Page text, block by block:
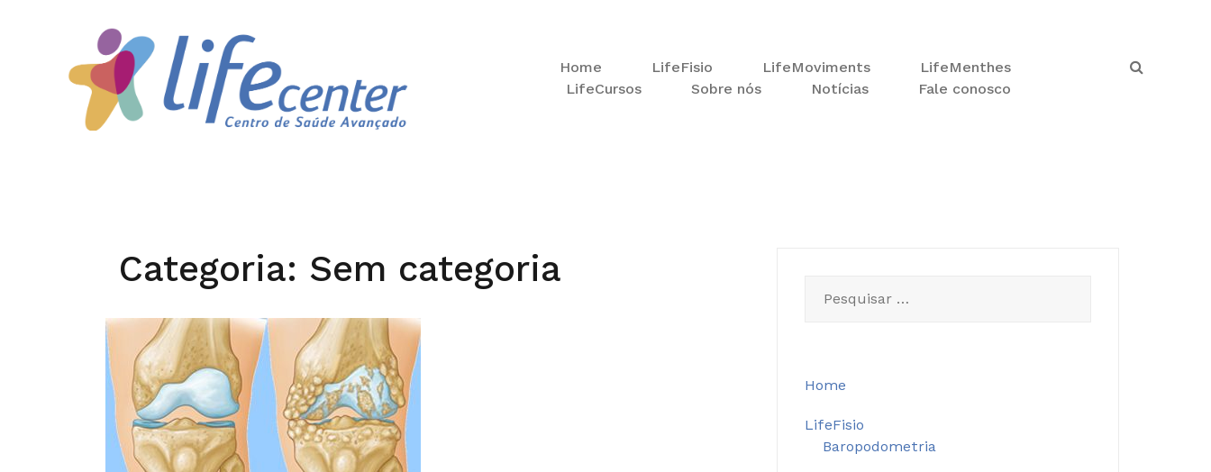
Home
LifeFisio LifeMoviments
LifeMenthes
LifeCursos
Sobre nós Notícias Fale conosco
Categoria: Sem categoria
por:
Home
LifeFisio
Baropodometria